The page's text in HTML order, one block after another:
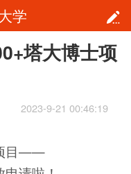
学
塔大博士项
2023-9-21 00:46:19
目——